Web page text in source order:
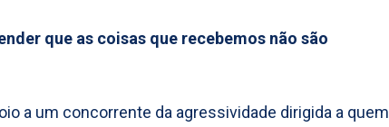
que as coisas que recebemos não são
a um concorrente da agressividade dirigida a quem